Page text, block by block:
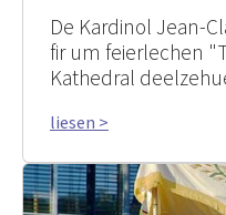
De Kardinol Jean-
fir um feierlechen
Kathedral
liesen >